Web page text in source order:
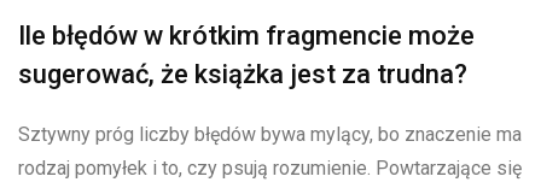
Ile błędów w krótkim fragmencie może
sugerować, że książka jest za trudna?
Sztywny próg liczby błędów bywa mylący, bo znaczenie ma
rodzaj pomyłek i to, czy psują rozumienie. Powtarzające się